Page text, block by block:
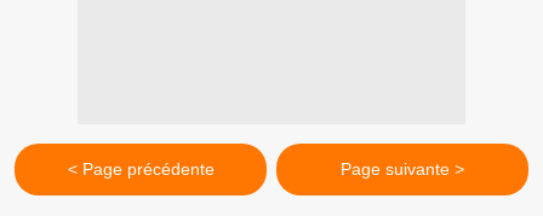
< Page précédente Page suivante >